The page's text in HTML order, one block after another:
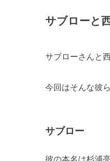
サブローと
サブローさんと
今回はそんな彼
サブロー
彼の本名は杉浦